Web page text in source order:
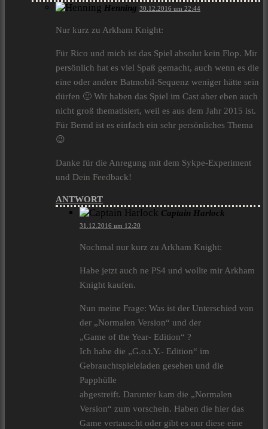
Henning 30.12.2016 um 22:44
Nur kurz zu Arkham Knight:
Für Rico und mich ist das Spiel absolut kein Flop. Mir
persönlich hat es viel Spaß gemacht, auch wenn es die
eine oder andere Batmobil-Sequenz weniger hätte sein
dürfen 🙂 Wir haben das Spiel im Cast aber eben auch
nicht groß thematisiert, weil es aus dem Jahr 2015 ist.
Für Bernd ist es einfach ein sehr persönliches Thema
😉
Danke für die Anregung mit dem Sykpe-Experiment
und Dein Feedback!
ANTWORT
Captain Harlock
31.12.2016 um 12:20
Nochmal nur kurz zu Arkham Knight:
Habe jetzt auch ne PS4 und wollte mir Arkham
Knight kaufen.
Nun meine Frage: Was ist der Unterschied von
der „Normalen Version“ und der
„Game of the Year- Edition“ ?
Ich habe die „G.o.t.Y.- Edition“ im
Gebrauchtspieleladen gesehen und die
Papphülle
abgestreift. Darunter kam die „Normalen
Version“ zum vorschein. Haben die hier das
Game vertauscht oder gibt es nur diese eine